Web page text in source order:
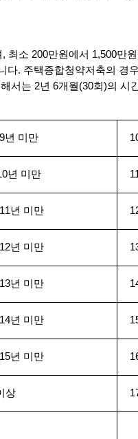
소 200만원에서 1,500만
. 주택종합청약저축의 경
서는 2년 6개월(30회)의 시
년 미만
년 미만
년 미만
년 미만
년 미만
년 미만
년 미만
상